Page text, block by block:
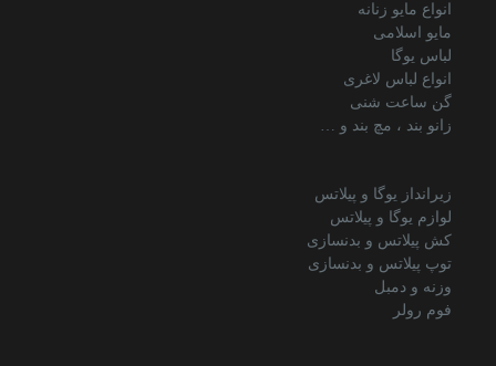
انواع مایو زنانه
مایو اسلامی
لباس یوگا
انواع لباس لاغری
گن ساعت شنی
زانو بند ، مچ بند و …
زیرانداز یوگا و پیلاتس
لوازم یوگا و پیلاتس
کش پیلاتس و بدنسازی
توپ پیلاتس و بدنسازی
وزنه و دمبل
فوم رولر